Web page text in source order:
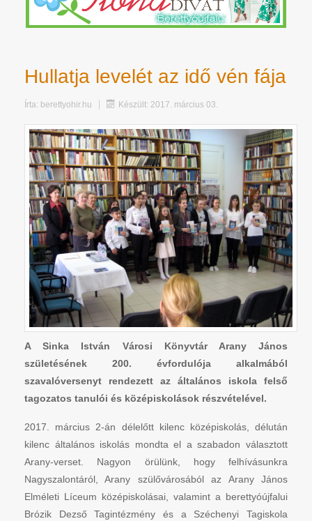
Hullatja levelét az idő vén fája
Írta: berettyohir.hu Készült: 2017. március 03.
A Sinka István Városi Könyvtár Arany János
születésének 200. évfordulója alkalmából
szavalóversenyt rendezett az általános iskola felső
tagozatos tanulói és középiskolások részvételével.
2017. március 2-án délelőtt kilenc középiskolás, délután
kilenc általános iskolás mondta el a szabadon választott
Arany-verset. Nagyon örülünk, hogy felhívásunkra
Nagyszalontáról, Arany szülővárosából az Arany János
Elméleti Líceum középiskolásai, valamint a berettyóújfalui
Brózik Dezső Tagintézmény és a Széchenyi Tagiskola